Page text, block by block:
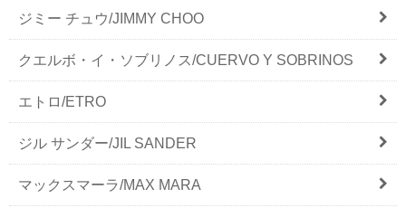
ジミー チュウ/JIMMY CHOO
クエルボ・イ・ソブリノス/CUERVO Y SOBRINOS
エトロ/ETRO
ジル サンダー/JIL SANDER
マックスマーラ/MAX MARA